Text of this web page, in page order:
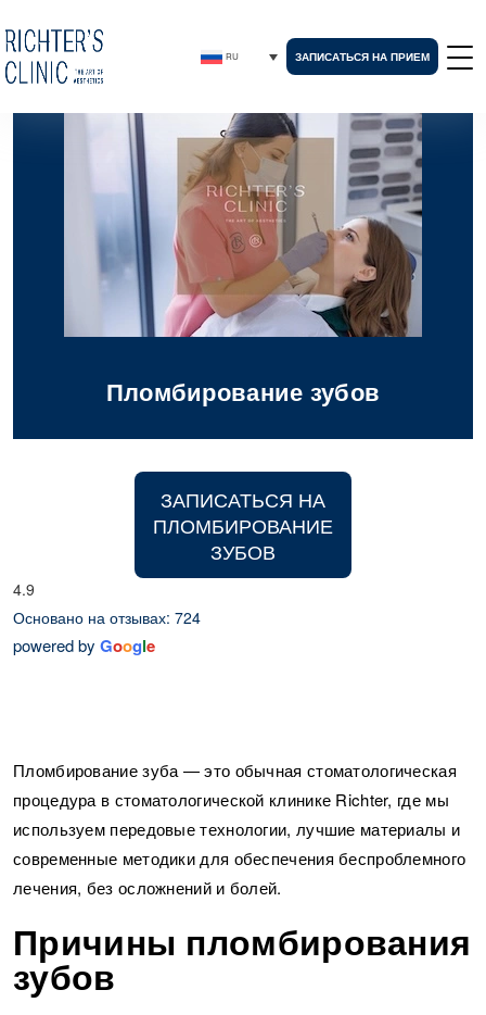
RU ЗАПИСАТЬСЯ НА ПРИЕМ
Пломбирование зубов
ЗАПИСАТЬСЯ НА
ПЛОМБИРОВАНИЕ
ЗУБОВ
4.9
Основано на отзывах: 724
powered by Google
Пломбирование зуба — это обычная стоматологическая
процедура в стоматологической клинике Richter, где мы
используем передовые технологии, лучшие материалы и
современные методики для обеспечения беспроблемного
лечения, без осложнений и болей.
Причины пломбирования
зубов